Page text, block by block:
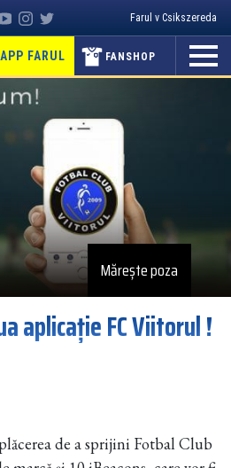
Farul v Csikszereda
APP FARUL FANSHOP
Mărește poza
aplicaţie FC Viitorul !
de a sprijini Fotbal Club